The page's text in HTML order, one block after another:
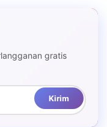
gratis
Kirim